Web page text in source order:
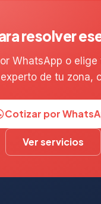
resolver
WhatsApp o
de tu zona,
Cotizar por
Ver servicios